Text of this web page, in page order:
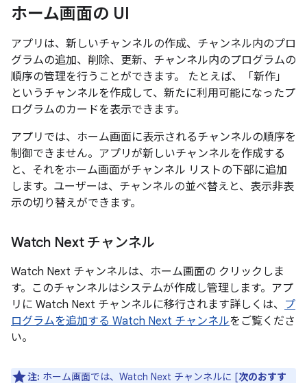
ホーム画面の UI
アプリは、新しいチャンネルの作成、チャンネル内のプロ
グラムの追加、削除、更新、チャンネル内のプログラムの
順序の管理を行うことができます。 たとえば、「新作」
というチャンネルを作成して、新たに利用可能になったプ
ログラムのカードを表示できます。
アプリでは、ホーム画面に表示されるチャンネルの順序を
制御できません。アプリが新しいチャンネルを作成する
と、それをホーム画面がチャンネル リストの下部に追加
します。ユーザーは、チャンネルの並べ替えと、表示非表
示の切り替えができます。
Watch Next チャンネル
Watch Next チャンネルは、ホーム画面の クリックしま
す。このチャンネルはシステムが作成し管理します。アプ
リに Watch Next チャンネルに移行されます詳しくは、 プ
ログラムを追加する Watch Next チャンネルをご覧くださ
い。
注: ホーム画面では、Watch Next チャンネルに [次のおすす